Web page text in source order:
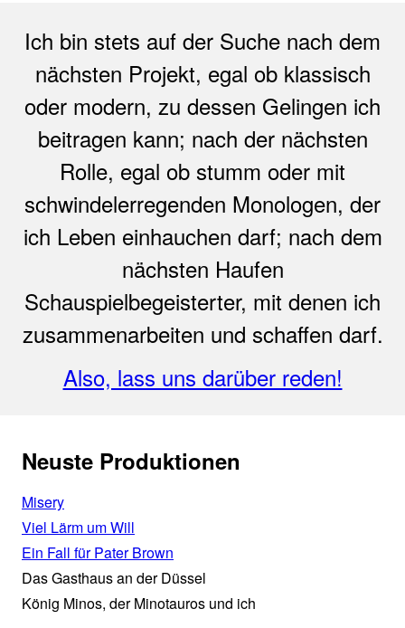
Ich bin stets auf der Suche nach dem
nächsten Projekt, egal ob klassisch
oder modern, zu dessen Gelingen ich
beitragen kann; nach der nächsten
Rolle, egal ob stumm oder mit
schwindelerregenden Monologen, der
ich Leben einhauchen darf; nach dem
nächsten Haufen
Schauspielbegeisterter, mit denen ich
zusammenarbeiten und schaffen darf.
Also, lass uns darüber reden!
Neuste Produktionen
Misery
Viel Lärm um Will
Ein Fall für Pater Brown
Das Gasthaus an der Düssel
König Minos, der Minotauros und ich